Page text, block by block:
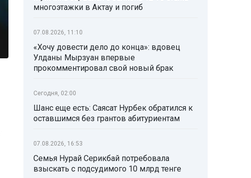
многоэтажки в Актау и погиб
07.08.2026, 11:10
«Хочу довести дело до конца»: вдовец
Улданы Мырзуан впервые
прокомментировал свой новый брак
Сегодня, 02:00
Шанс еще есть: Саясат Нурбек обратился к
оставшимся без грантов абитуриентам
07.08.2026, 16:53
Семья Нурай Серикбай потребовала
взыскать с подсудимого 10 млрд тенге